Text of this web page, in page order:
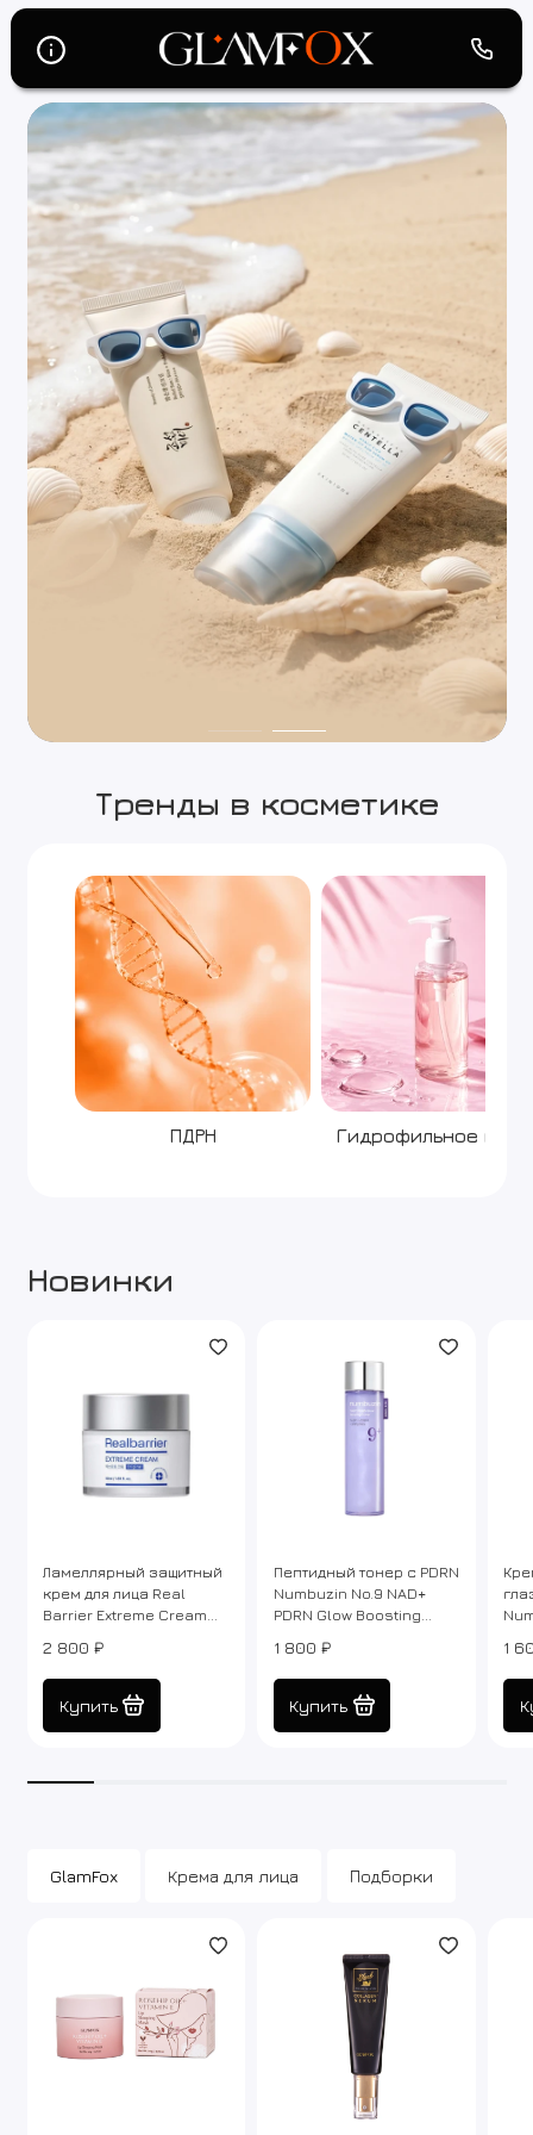
Тренды в косметике
ПДРН Гидрофильное
Новинки
Ламеллярный защитный
крем для лица Real
Barrier Extreme Cream
2 800 ₽
Купить
Пептидный тонер с PDRN
Numbuzin No.9 NAD+
PDRN Glow Boosting
1 800 ₽
Купить
1
GlamFox Крема для лица Подборки